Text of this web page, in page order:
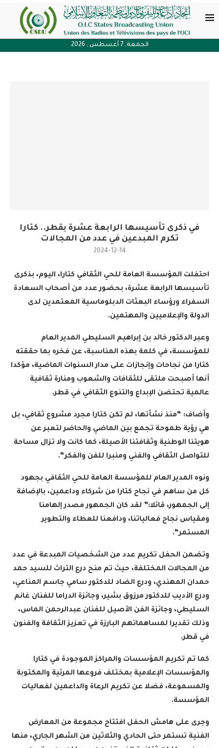
الجمعة, 7 أغسطس , 2026
في ذكرى تأسيسها الرابعة عشرة بقطر.. كتارا
تكرم المبدعين في عدد من المجالات
2024-12-14
احتفلت المؤسسة العامة للحي الثقافي كتارا، اليوم، بذكرى
تأسيسها الرابعة عشرة، بحضور عدد من أصحاب السعادة
السفراء ورؤساء البعثات الدبلوماسية المعتمدين لدى
الدولة والإعلاميين والمهتمين.
وعبر الدكتور خالد بن إبراهيم السليطي المدير العام
للمؤسسة، في كلمة بهذه المناسبة، عن فخره بما حققته
كتارا من نجاحات وإنجازات على مدار السنوات الماضية، مؤكدا
أنها أصبحت ملتقى للثقافات والشعوب ومنارة ثقافية
عالمية تحتضن الإبداع والتنوع الثقافي في قطر.
وأضاف: “منذ نشأتها، لم تكن كتارا مجرد مشروع ثقافي، بل
هي رؤية طموحة تجمع بين الماضي والحاضر لتعبر عن
هويتنا الوطنية وثقافتنا الأصيلة، كما كانت ولا تزال مساحة
للتواصل الثقافي والفني ومنبرا للفن والفكر“.
ونوه المدير العام للمؤسسة العامة للحي الثقافي بجهود
كل من ساهم في نجاح كتارا من شركاء وداعمين، بالإضافة
إلى الجمهور، قائلا:” لقد كان الجمهور مصدر إلهامنا
ومقياس نجاح فعالياتنا، ودافعنا للعطاء والتطوير
المستمر“.
وتضمن الحفل تكريم عدد من الشخصيات المبدعة في عدد
من المجالات المختلفة، حيث تم منح درع التراث للسيد حمد
حمدان المهندي، ودرع الضاد للدكتور سامي جاسم المناعي،
ودرع الأديب للدكتور مرزوق بشير، وجائزة الدراما للفنان غانم
السليطي، وجائزة الفن الأصيل للفنان عبدالرحمن الماس،
وذلك تقديرا لمساهماتهم البارزة في تعزيز الثقافة والفنون
في قطر.
كما تم تكريم المؤسسات والمراكز الموجودة في كتارا
والمؤسسات الإعلامية بمختلف فروعها المرئية والمكتوبة
والمسموعة، فضلا عن تكريم الرعاة والداعمين لفعاليات
المؤسسة.
وجرى على هامش الحفل افتتاح مجموعة من المعارض
الفنية تستمر حتى الحادي والثلاثين من الشهر الجاري، منها